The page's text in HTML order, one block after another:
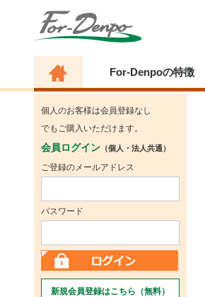
For-Denpoの特徴
個人のお客様は会員登録なし
でもご購入いただけます。
会員ログイン （個人・法人共通）
ご登録のメールアドレス
パスワード
新規会員登録はこちら（無料）